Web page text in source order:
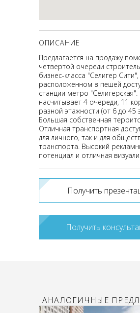
ОПИСАНИЕ
Предлагается на продажу
четвертой очереди
бизнес-класса "Селигер Сити",
расположенном в пешей
станции метро
насчитывает 4 очереди, 11
разной этажности (от 6 до 45
Большая собственная
Отличная транспортная
для личного, так и для
транспорта. Высокий
потенциал и отличная
Получить
Получить
АНАЛОГИЧНЫЕ